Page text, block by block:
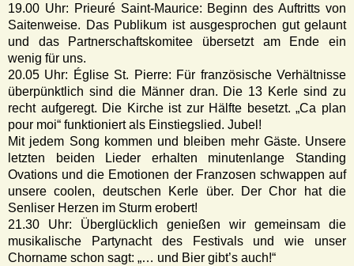
19.00 Uhr: Prieuré Saint-Maurice: Beginn des Auftritts von
Saitenweise. Das Publikum ist ausgesprochen gut gelaunt
und das Partnerschaftskomitee übersetzt am Ende ein
wenig für uns.
20.05 Uhr: Église St. Pierre: Für französische Verhältnisse
überpünktlich sind die Männer dran. Die 13 Kerle sind zu
recht aufgeregt. Die Kirche ist zur Hälfte besetzt. „Ca plan
pour moi“ funktioniert als Einstiegslied. Jubel!
Mit jedem Song kommen und bleiben mehr Gäste. Unsere
letzten beiden Lieder erhalten minutenlange Standing
Ovations und die Emotionen der Franzosen schwappen auf
unsere coolen, deutschen Kerle über. Der Chor hat die
Senliser Herzen im Sturm erobert!
21.30 Uhr: Überglücklich genießen wir gemeinsam die
musikalische Partynacht des Festivals und wie unser
Chorname schon sagt: „… und Bier gibt’s auch!“